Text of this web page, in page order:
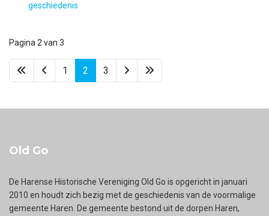
geschiedenis
Pagina 2 van 3
1 2 3
Old Go
De Harense Historische Vereniging Old Go is opgericht in januari
2010 en houdt zich bezig met de geschiedenis van de voormalige
gemeente Haren. De gemeente bestond uit de dorpen Haren,